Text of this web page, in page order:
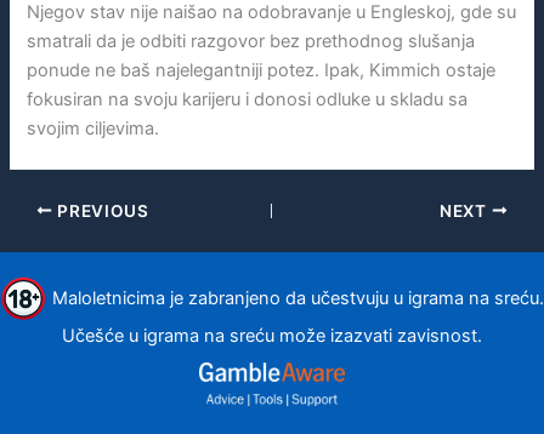
Njegov stav nije naišao na odobravanje u Engleskoj, gde su
smatrali da je odbiti razgovor bez prethodnog slušanja
ponude ne baš najelegantniji potez. Ipak, Kimmich ostaje
fokusiran na svoju karijeru i donosi odluke u skladu sa
svojim ciljevima.
PREVIOUS NEXT
Maloletnicima je zabranjeno da učestvuju u igrama na sreću.
Učešće u igrama na sreću može izazvati zavisnost.